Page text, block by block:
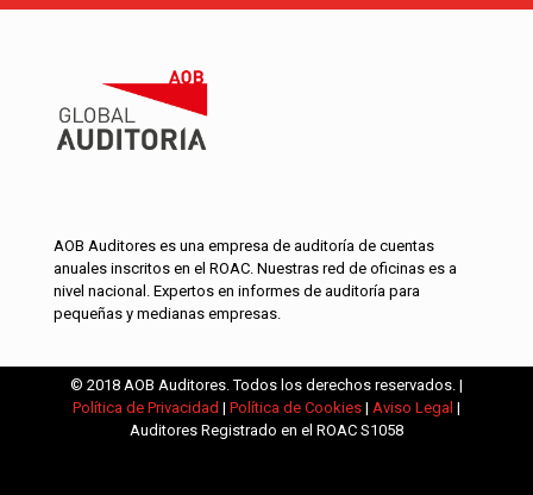
AOB Auditores es una empresa de auditoría de cuentas
anuales inscritos en el ROAC. Nuestras red de oficinas es a
nivel nacional. Expertos en informes de auditoría para
pequeñas y medianas empresas.
© 2018 AOB Auditores. Todos los derechos reservados. |
Política de Privacidad | Política de Cookies | Aviso Legal |
Auditores Registrado en el ROAC S1058